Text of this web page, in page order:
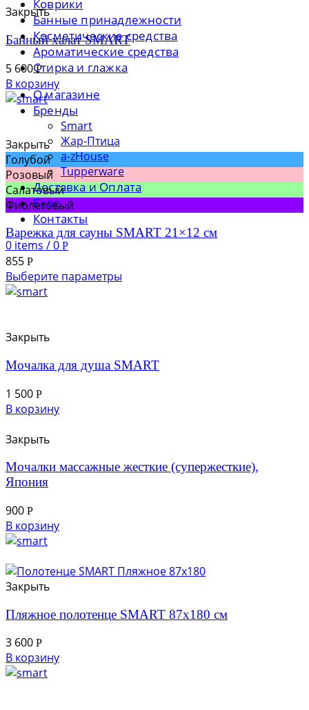
Коврики
Банные принадлежности
Косметические средства
Ароматические средства
Стирка и глажка
О магазине
Бренды
Smart
Жар-Птица
a-zHouse
Tupperware
Доставка и Оплата
Блог
Контакты
0 items /0 Р
Закрыть
Банный халат SMART
5 600Р
В корзину
Закрыть
Голубой
Розовый
Салатовый
Фиолетовый
Варежка для сауны SMART 21×12 см
855 Р
Выберите параметры
Закрыть
Мочалка для душа SMART
1 500 Р
В корзину
Закрыть
Мочалки массажные жесткие (супержесткие),
Япония
900 Р
В корзину
Закрыть
Пляжное полотенце SMART 87х180 см
3 600 Р
В корзину